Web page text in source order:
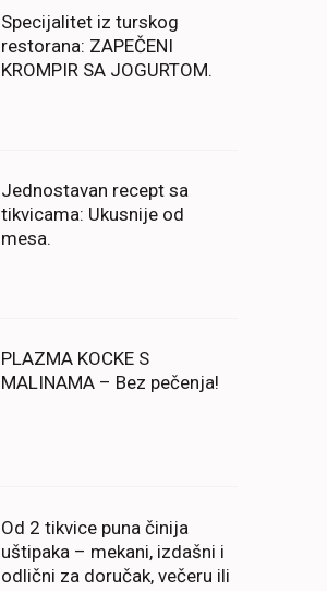
Specijalitet iz turskog
restorana: ZAPEČENI
KROMPIR SA JOGURTOM.
Jednostavan recept sa
tikvicama: Ukusnije od
mesa.
PLAZMA KOCKE S
MALINAMA – Bez pečenja!
Od 2 tikvice puna činija
uštipaka – mekani, izdašni i
odlični za doručak, večeru ili